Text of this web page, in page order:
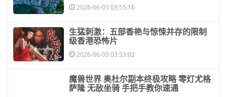
2026-06-03 03:55:16
​生猛刺激：五部香艳与惊悚并存的限制
级香港恐怖片
2026-06-03 03:53:02
​魔兽世界 奥杜尔副本终极攻略 零灯尤格
萨隆 无敌坐骑 手把手教你速通